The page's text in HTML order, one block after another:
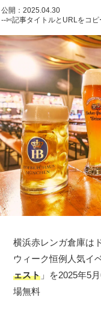
公開：2025.04.30
--✄記事タイトルとURLをコ
横浜赤レンガ倉庫は
ウィーク恒例人気イ
ェスト 」を2025年5
場無料